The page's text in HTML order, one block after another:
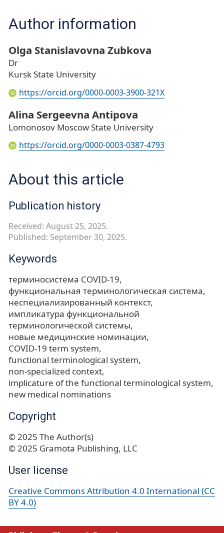
Author information
Olga Stanislavovna Zubkova
Dr
Kursk State University
https://orcid.org/0000-0003-3900-321X
Alina Sergeevna Antipova
Lomonosov Moscow State University
https://orcid.org/0000-0003-0387-4793
About this article
Publication history
Received: August 25, 2025.
Published: September 30, 2025.
Keywords
терминосистема COVID-19
функциональная терминологическая система
неспециализированный контекст
импликатура функциональной
терминологической системы
новые медицинские номинации
COVID-19 term system
functional terminological system
non-specialized context
implicature of the functional terminological system
new medical nominations
Copyright
© 2025 The Author(s)
© 2025 Gramota Publishing, LLC
User license
Creative Commons Attribution 4.0 International (CC
BY 4.0)